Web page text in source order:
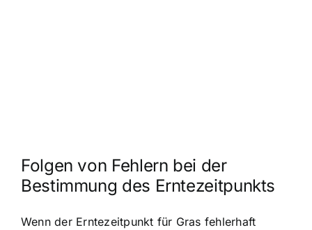
Folgen von Fehlern bei der
Bestimmung des Erntezeitpunkts
Wenn der Erntezeitpunkt für Gras fehlerhaft